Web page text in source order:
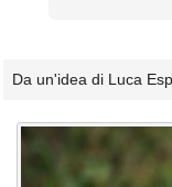
Da un'idea di Luca